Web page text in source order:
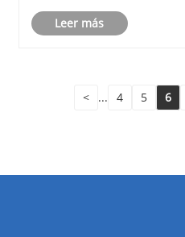
todos los accesorios de
Leer más
< ... 4 5 6